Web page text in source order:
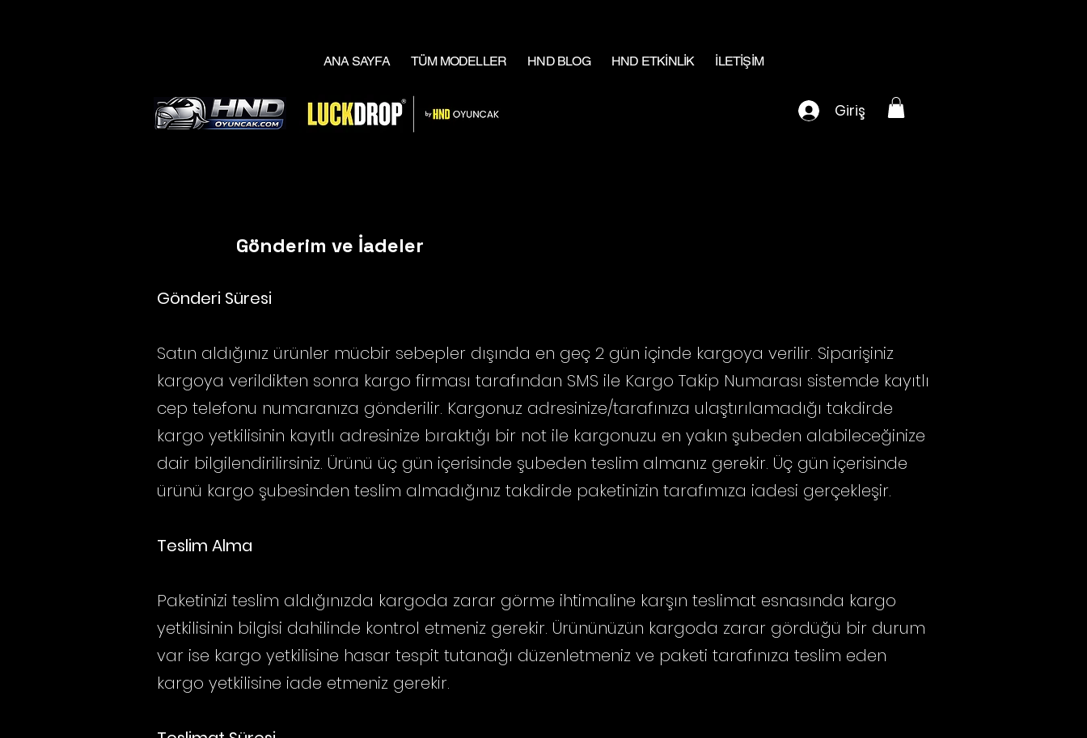
ANA SAYFA TÜM MODELLER HND BLOG HND ETKİNLİK İLETİŞİM
Giriş
Gönderim ve İadeler
Gönderi Süresi
Satın aldığınız ürünler mücbir sebepler dışında en geç 2 gün içinde kargoya verilir. Siparişiniz
kargoya verildikten sonra kargo firması tarafından SMS ile Kargo Takip Numarası sistemde kayıtlı
cep telefonu numaranıza gönderilir. Kargonuz adresinize/tarafınıza ulaştırılamadığı takdirde
kargo yetkilisinin kayıtlı adresinize bıraktığı bir not ile kargonuzu en yakın şubeden alabileceğinize
dair bilgilendirilirsiniz. Ürünü üç gün içerisinde şubeden teslim almanız gerekir. Üç gün içerisinde
ürünü kargo şubesinden teslim almadığınız takdirde paketinizin tarafımıza iadesi gerçekleşir.
Teslim Alma
Paketinizi teslim aldığınızda kargoda zarar görme ihtimaline karşın teslimat esnasında kargo
yetkilisinin bilgisi dahilinde kontrol etmeniz gerekir. Ürününüzün kargoda zarar gördüğü bir durum
var ise kargo yetkilisine hasar tespit tutanağı düzenletmeniz ve paketi tarafınıza teslim eden
kargo yetkilisine iade etmeniz gerekir.